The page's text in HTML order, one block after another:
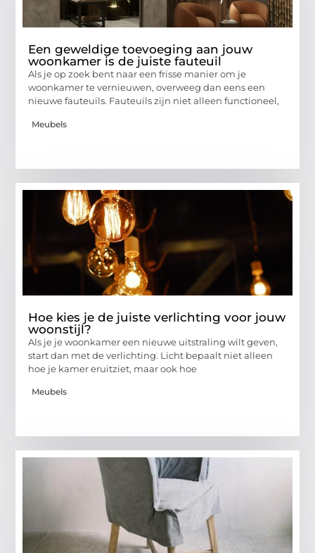
Een geweldige toevoeging aan jouw
woonkamer is de juiste fauteuil
Als je op zoek bent naar een frisse manier om je
woonkamer te vernieuwen, overweeg dan eens een
nieuwe fauteuils. Fauteuils zijn niet alleen functioneel,
Meubels
Hoe kies je de juiste verlichting voor jouw
woonstijl?
Als je je woonkamer een nieuwe uitstraling wilt geven,
start dan met de verlichting. Licht bepaalt niet alleen
hoe je kamer eruitziet, maar ook hoe
Meubels